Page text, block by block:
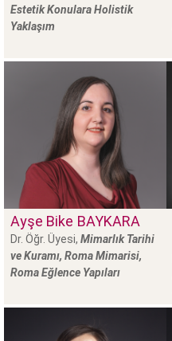
Estetik Konulara Holistik
Yaklaşım
Ayşe Bike BAYKARA
Dr. Öğr. Üyesi, Mimarlık Tarihi
ve Kuramı, Roma Mimarisi,
Roma Eğlence Yapıları